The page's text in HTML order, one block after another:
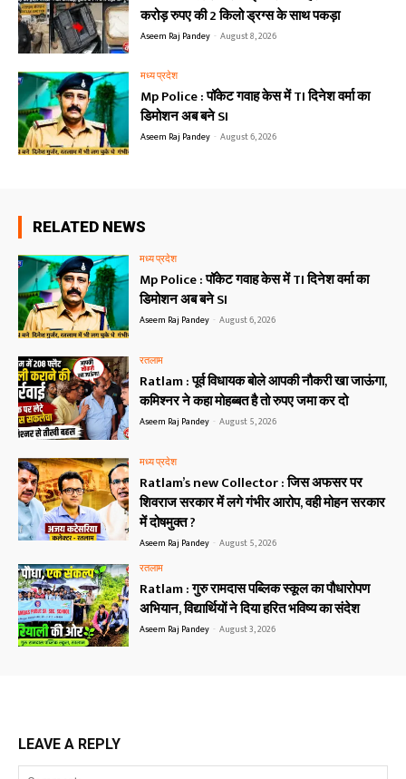
करोड़ रुपए की 2 किलो ड्रग्स के साथ पकड़ा
Aseem Raj Pandey - August 8, 2026
मध्य प्रदेश
Mp Police : पॉकेट गवाह केस में TI दिनेश वर्मा का
डिमोशन अब बने SI
Aseem Raj Pandey - August 6, 2026
RELATED NEWS
मध्य प्रदेश
Mp Police : पॉकेट गवाह केस में TI दिनेश वर्मा का
डिमोशन अब बने SI
Aseem Raj Pandey - August 6, 2026
रतलाम
Ratlam : पूर्व विधायक बोले आपकी नौकरी खा जाऊंगा,
कमिश्नर ने कहा मोहब्बत है तो रुपए जमा कर दो
Aseem Raj Pandey - August 5, 2026
मध्य प्रदेश
Ratlam’s new Collector : जिस अफसर पर
शिवराज सरकार में लगे गंभीर आरोप, वही मोहन सरकार
में दोषमुक्त ?
Aseem Raj Pandey - August 5, 2026
रतलाम
Ratlam : गुरु रामदास पब्लिक स्कूल का पौधारोपण
अभियान, विद्यार्थियों ने दिया हरित भविष्य का संदेश
Aseem Raj Pandey - August 3, 2026
LEAVE A REPLY